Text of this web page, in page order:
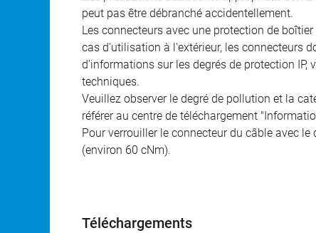
peut pas être débranché accidentellement.
Les connecteurs avec une protection de
cas d'utilisation à l'extérieur, les connecteurs
d'informations sur les degrés de protection IP,
techniques.
Veuillez observer le degré de pollution et la
référer au centre de téléchargement
Pour verrouiller le connecteur du câble avec
(environ 60 cNm).
Téléchargements